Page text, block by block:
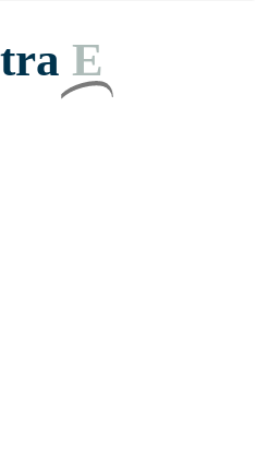
E